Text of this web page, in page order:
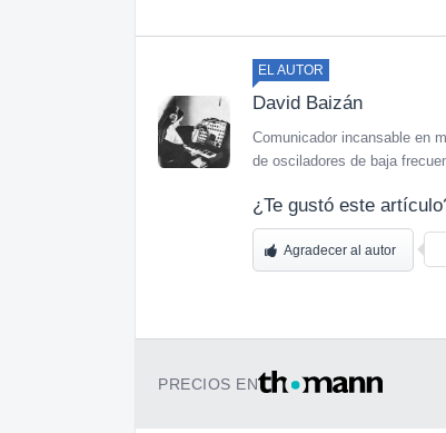
EL AUTOR
David Baizán
Comunicador incansable en
de osciladores de baja
¿Te gustó este
Agradecer al autor
PRECIOS EN